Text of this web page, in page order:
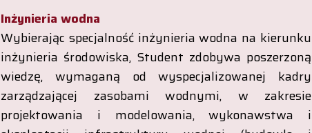
Inżynieria wodna
Wybierając specjalność inżynieria wodna na kierunku
inżynieria środowiska, Student zdobywa poszerzoną
wiedzę, wymaganą od wyspecjalizowanej kadry
zarządzającej zasobami wodnymi, w zakresie
projektowania i modelowania, wykonawstwa i